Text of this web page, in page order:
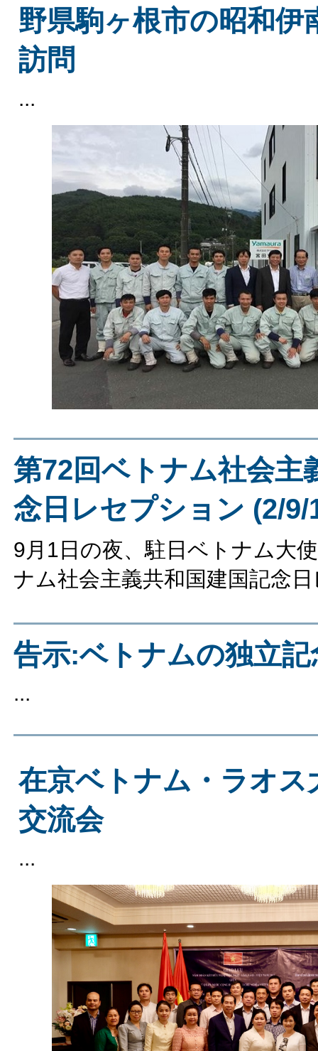
野県駒ヶ根市の昭和伊
訪問
...
第72回ベトナム社会主
念日レセプション (2/9/
9月1日の夜、駐日ベトナム大
ナム社会主義共和国建国記念
告示:ベトナムの独立記
...
在京ベトナム・ラオス
交流会
...